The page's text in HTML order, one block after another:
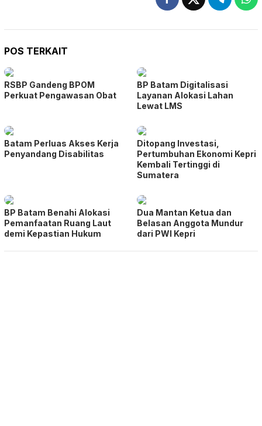
POS TERKAIT
RSBP Gandeng BPOM
Perkuat Pengawasan Obat
BP Batam Digitalisasi
Layanan Alokasi Lahan
Lewat LMS
Batam Perluas Akses Kerja
Penyandang Disabilitas
Ditopang Investasi,
Pertumbuhan Ekonomi Kepri
Kembali Tertinggi di
Sumatera
BP Batam Benahi Alokasi
Pemanfaatan Ruang Laut
demi Kepastian Hukum
Dua Mantan Ketua dan
Belasan Anggota Mundur
dari PWI Kepri